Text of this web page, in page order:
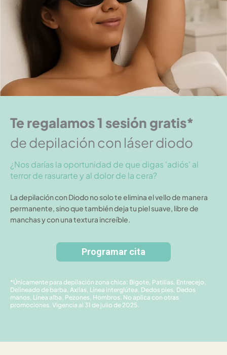
Te regalamos 1 sesión gratis*
de depilación con láser diodo
¿Nos darías la oportunidad de que digas 'adiós' al
terror de rasurarte y al dolor de la cera?
La depilación con Diodo no solo te elimina el vello de manera
permanente, sino que también deja tu piel suave, libre de
manchas y con una textura increíble.
Programar cita
*Únicamente para depilación zona chica: Bigote, Patillas, Entrecejo,
Delineado de barba, Axilas, Línea interglútea, Dedos pies, Dedos
manos, Línea alba, Pezones, Hombros. No aplica con otras
promociones. Vigencia al 31 de julio de 2025.